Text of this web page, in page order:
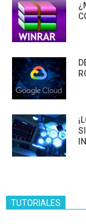
TUTORIALES